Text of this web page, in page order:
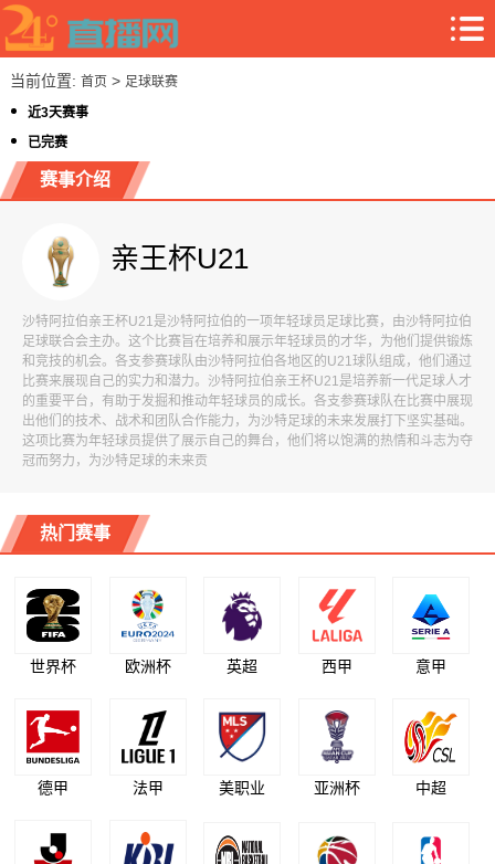
当前位置: 首页> 足球联赛
近3天赛事
已完赛
赛事介绍
亲王杯U21
沙特阿拉伯亲王杯U21是沙特阿拉伯的一项年轻球员足球比赛，由沙特阿拉伯
足球联合会主办。这个比赛旨在培养和展示年轻球员的才华，为他们提供锻炼
和竞技的机会。各支参赛球队由沙特阿拉伯各地区的U21球队组成，他们通过
比赛来展现自己的实力和潜力。沙特阿拉伯亲王杯U21是培养新一代足球人才
的重要平台，有助于发掘和推动年轻球员的成长。各支参赛球队在比赛中展现
出他们的技术、战术和团队合作能力，为沙特足球的未来发展打下坚实基础。
这项比赛为年轻球员提供了展示自己的舞台，他们将以饱满的热情和斗志为夺
冠而努力，为沙特足球的未来贡
热门赛事
世界杯 欧洲杯 英超 西甲 意甲
德甲 法甲 美职业 亚洲杯 中超